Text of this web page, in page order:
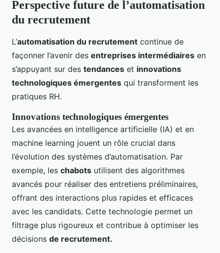
Perspective future de l’automatisation
du recrutement
L’automatisation du recrutement continue de
façonner l’avenir des entreprises intermédiaires en
s’appuyant sur des tendances et innovations
technologiques émergentes qui transforment les
pratiques RH.
Innovations technologiques émergentes
Les avancées en intelligence artificielle (IA) et en
machine learning jouent un rôle crucial dans
l’évolution des systèmes d’automatisation. Par
exemple, les chabots utilisent des algorithmes
avancés pour réaliser des entretiens préliminaires,
offrant des interactions plus rapides et efficaces
avec les candidats. Cette technologie permet un
filtrage plus rigoureux et contribue à optimiser les
décisions de recrutement.